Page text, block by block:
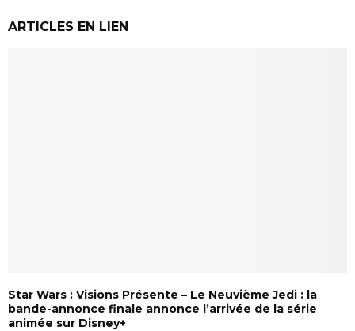
ARTICLES EN LIEN
Star Wars : Visions Présente – Le Neuvième Jedi : la
bande-annonce finale annonce l’arrivée de la série
animée sur Disney+